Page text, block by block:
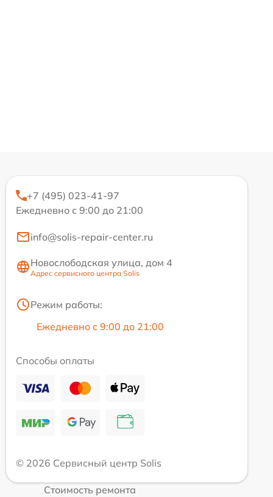
+7 (495) 023-41-97
Ежедневно с 9:00 до 21:00
info@solis-repair-center.ru
Новослободская улица, дом 4
Адрес сервисного центра Solis
Режим работы:
Ежедневно с 9:00 до 21:00
Способы оплаты
© 2026 Сервисный центр Solis
Стоимость ремонта